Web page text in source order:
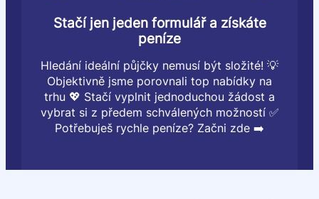
Stačí jen jeden formulář a získáte
peníze
Hledání ideální půjčky nemusí být složité! 💡
Objektivně jsme porovnali top nabídky na
trhu 💖 Stačí vyplnit jednoduchou žádost a
vybrat si z předem schválených možností ✅
Potřebuješ rychle peníze? Začni zde ➡️